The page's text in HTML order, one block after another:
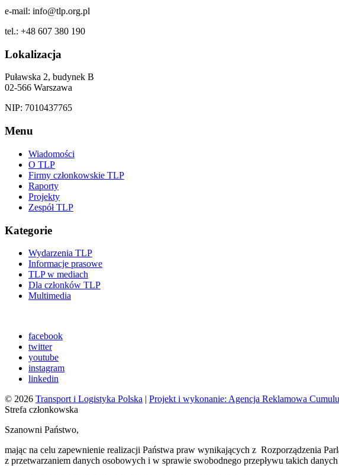
e-mail: info@tlp.org.pl
tel.: +48 607 380 190
Lokalizacja
Puławska 2, budynek B
02-566 Warszawa
NIP: 7010437765
Menu
Wiadomości
O TLP
Firmy członkowskie TLP
Raporty
Projekty
Zespół TLP
Kategorie
Wydarzenia TLP
Informacje prasowe
TLP w mediach
Dla członków TLP
Multimedia
facebook
twitter
youtube
instagram
linkedin
© 2026 Transport i Logistyka Polska | Projekt i wykonanie: Agencja Reklamowa
Strefa członkowska
Szanowni Państwo,
mając na celu zapewnienie realizacji Państwa praw wynikających z Rozporządzenia
z przetwarzaniem danych osobowych i w sprawie swobodnego przepływu takich